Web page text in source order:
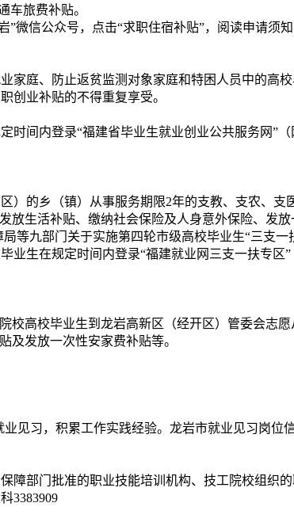
车旅费补贴。
”微信公众号，点击“求职住宿补贴”，阅读申请须
家庭、防止返贫监测对象家庭和特困人员中的高
创业补贴的不得重复享受。
间内登录“福建省毕业生就业创业公共服务网”（
）的乡（镇）从事服务期限2年的支教、支农、支
放生活补贴、缴纳社会保险及人身意外保险、发
等九部门关于实施第四轮市级高校毕业生“三支一
业生在规定时间内登录“福建就业网三支一扶专区”
校高校毕业生到龙岩高新区（经开区）管委会志愿
及发放一次性安家费补贴等。
见习，积累工作实践经验。龙岩市就业见习岗位
障部门批准的职业技能培训机构、技工院校组织的
3383909